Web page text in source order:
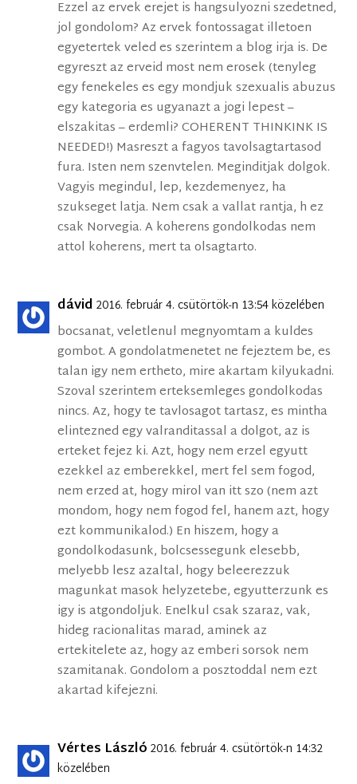
Ezzel az ervek erejet is hangsulyozni szedetned,
jol gondolom? Az ervek fontossagat illetoen
egyetertek veled es szerintem a blog irja is. De
egyreszt az erveid most nem erosek (tenyleg
egy fenekeles es egy mondjuk szexualis abuzus
egy kategoria es ugyanazt a jogi lepest –
elszakitas – erdemli? COHERENT THINKINK IS
NEEDED!) Masreszt a fagyos tavolsagtartasod
fura. Isten nem szenvtelen. Meginditjak dolgok.
Vagyis megindul, lep, kezdemenyez, ha
szukseget latja. Nem csak a vallat rantja, h ez
csak Norvegia. A koherens gondolkodas nem
attol koherens, mert ta olsagtarto.
dávid 2016. február 4. csütörtök-n 13:54 közelében
bocsanat, veletlenul megnyomtam a kuldes
gombot. A gondolatmenetet ne fejeztem be, es
talan igy nem ertheto, mire akartam kilyukadni.
Szoval szerintem erteksemleges gondolkodas
nincs. Az, hogy te tavlosagot tartasz, es mintha
elintezned egy valranditassal a dolgot, az is
erteket fejez ki. Azt, hogy nem erzel egyutt
ezekkel az emberekkel, mert fel sem fogod,
nem erzed at, hogy mirol van itt szo (nem azt
mondom, hogy nem fogod fel, hanem azt, hogy
ezt kommunikalod.) En hiszem, hogy a
gondolkodasunk, bolcsessegunk elesebb,
melyebb lesz azaltal, hogy beleerezzuk
magunkat masok helyzetebe, egyutterzunk es
igy is atgondoljuk. Enelkul csak szaraz, vak,
hideg racionalitas marad, aminek az
ertekitelete az, hogy az emberi sorsok nem
szamitanak. Gondolom a posztoddal nem ezt
akartad kifejezni.
Vértes László 2016. február 4. csütörtök-n 14:32
közelében